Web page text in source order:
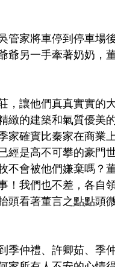
管家將車停到停車場
爺另一手牽著奶奶，
，讓他們真真實實的
緻的建築和氣質優美
家確實比秦家在商業
經是高不可攀的豪門
不會被他們嫌棄嗎？
！我們也不差，各自
頭看著董言之點點頭
季仲禮、許卿茹、季